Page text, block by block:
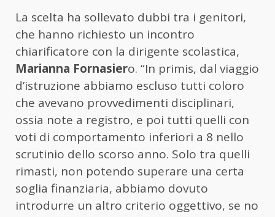
La scelta ha sollevato dubbi tra i genitori,
che hanno richiesto un incontro
chiarificatore con la dirigente scolastica,
Marianna Fornasiero. “In primis, dal viaggio
d’istruzione abbiamo escluso tutti coloro
che avevano provvedimenti disciplinari,
ossia note a registro, e poi tutti quelli con
voti di comportamento inferiori a 8 nello
scrutinio dello scorso anno. Solo tra quelli
rimasti, non potendo superare una certa
soglia finanziaria, abbiamo dovuto
introdurre un altro criterio oggettivo, se no